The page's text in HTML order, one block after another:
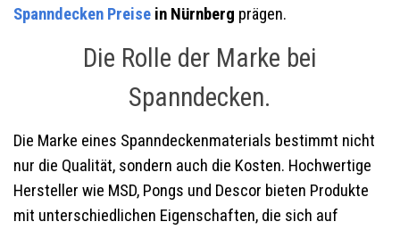
Spanndecken Preise in Nürnberg prägen.
Die Rolle der Marke bei
Spanndecken.
Die Marke eines Spanndeckenmaterials bestimmt nicht
nur die Qualität, sondern auch die Kosten. Hochwertige
Hersteller wie MSD, Pongs und Descor bieten Produkte
mit unterschiedlichen Eigenschaften, die sich auf